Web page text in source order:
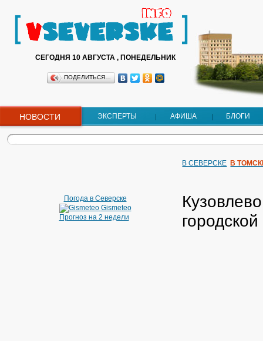
СЕГОДНЯ 10 АВГУСТА , ПОНЕДЕЛЬНИК
ПОДЕЛИТЬСЯ…
НОВОСТИ ЭКСПЕРТЫ АФИША БЛОГИ
Погода в Северске
Gismeteo
Прогноз на 2 недели
В СЕВЕРСКЕ В